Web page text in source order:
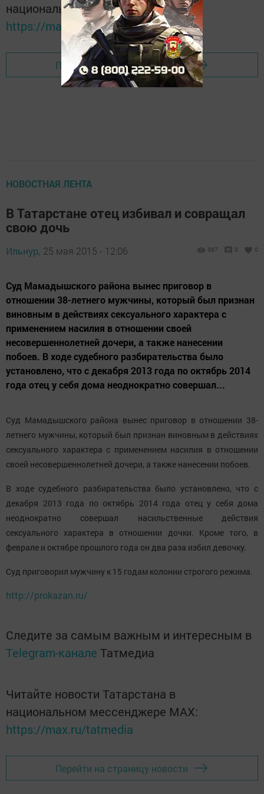
национальном мессенджере MАХ:
https://max.ru/tatmedia
Перейти на страницу новости
НОВОСТНАЯ ЛЕНТА
В Татарстане отец избивал и совращал
свою дочь
Ильнур, 25 мая 2015 - 12:06 387 0 0
Суд Мамадышского района вынес приговор в
отношении 38-летнего мужчины, который был признан
виновным в действиях сексуального характера с
применением насилия в отношении своей
несовершеннолетней дочери, а также нанесении
побоев. В ходе судебного разбирательства было
установлено, что с декабря 2013 года по октябрь 2014
года отец у себя дома неоднократно совершал...
Суд Мамадышского района вынес приговор в отношении 38-
летнего мужчины, который был признан виновным в действиях
сексуального характера с применением насилия в отношении
своей несовершеннолетней дочери, а также нанесении побоев.
В ходе судебного разбирательства было установлено, что с
декабря 2013 года по октябрь 2014 года отец у себя дома
неоднократно совершал насильственные действия
сексуального характера в отношении дочки. Кроме того, в
феврале и октябре прошлого года он два раза избил девочку.
Суд приговорил мужчину к 15 годам колонии строгого режима.
http://prokazan.ru/
Следите за самым важным и интересным в
Telegram-канале Татмедиа
Читайте новости Татарстана в
национальном мессенджере MАХ:
https://max.ru/tatmedia
Перейти на страницу новости